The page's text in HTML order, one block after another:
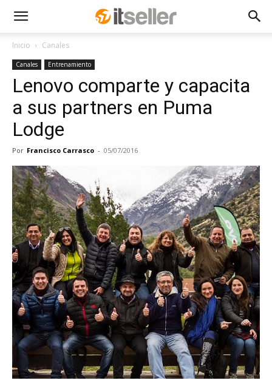
Inicio Canales
Canales Entrenamiento
Lenovo comparte y capacita
a sus partners en Puma
Lodge
Por Francisco Carrasco - 05/07/2016